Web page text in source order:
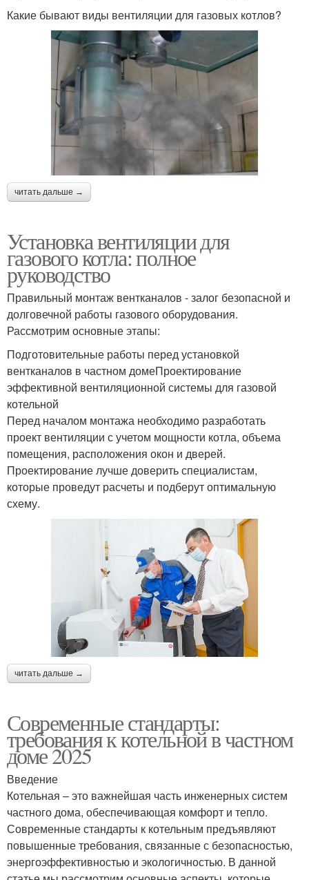
Какие бывают виды вентиляции для газовых котлов?
читать дальше →
Установка вентиляции для
газового котла: полное
руководство
Правильный монтаж вентканалов - залог безопасной и
долговечной работы газового оборудования.
Рассмотрим основные этапы:
Подготовительные работы перед установкой
вентканалов в частном домеПроектирование
эффективной вентиляционной системы для газовой
котельной
Перед началом монтажа необходимо разработать
проект вентиляции с учетом мощности котла, объема
помещения, расположения окон и дверей.
Проектирование лучше доверить специалистам,
которые проведут расчеты и подберут оптимальную
схему.
читать дальше →
Современные стандарты:
требования к котельной в частном
доме 2025
Введение
Котельная – это важнейшая часть инженерных систем
частного дома, обеспечивающая комфорт и тепло.
Современные стандарты к котельным предъявляют
повышенные требования, связанные с безопасностью,
энергоэффективностью и экологичностью. В данной